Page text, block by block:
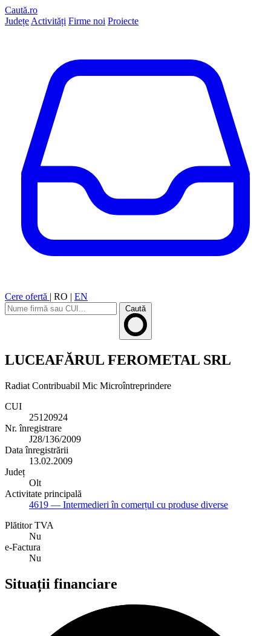
Caută.ro
Județe Activități Firme noi Proiecte
Cere ofertă | RO | EN
Caută
LUCEAFĂRUL FEROMETAL SRL
Radiat Contribuabil Mic Microîntreprindere
CUI
25120924
Nr. înregistrare
J28/136/2009
Data înregistrării
13.02.2009
Județ
Olt
Activitate principală
4619 — Intermedieri în comerțul cu produse diverse
Plătitor TVA
Nu
e-Factura
Nu
Situații financiare